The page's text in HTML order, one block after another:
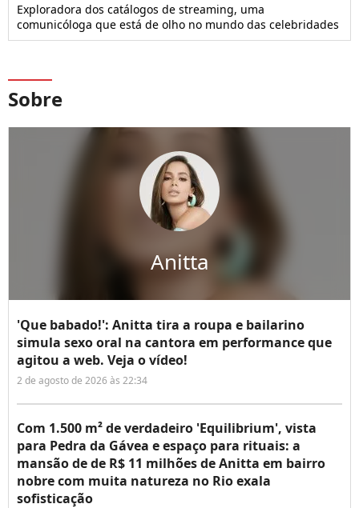
Exploradora dos catálogos de streaming, uma
comunicóloga que está de olho no mundo das celebridades
Sobre
Anitta
'Que babado!': Anitta tira a roupa e bailarino
simula sexo oral na cantora em performance que
agitou a web. Veja o vídeo!
2 de agosto de 2026 às 22:34
Com 1.500 m² de verdadeiro 'Equilibrium', vista
para Pedra da Gávea e espaço para rituais: a
mansão de de R$ 11 milhões de Anitta em bairro
nobre com muita natureza no Rio exala
sofisticação